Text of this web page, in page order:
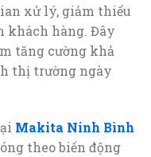
xử lý, giảm thiểu
khách hàng. Đây
tăng cường khả
thị trường ngày
Makita Ninh Bình
theo biến động